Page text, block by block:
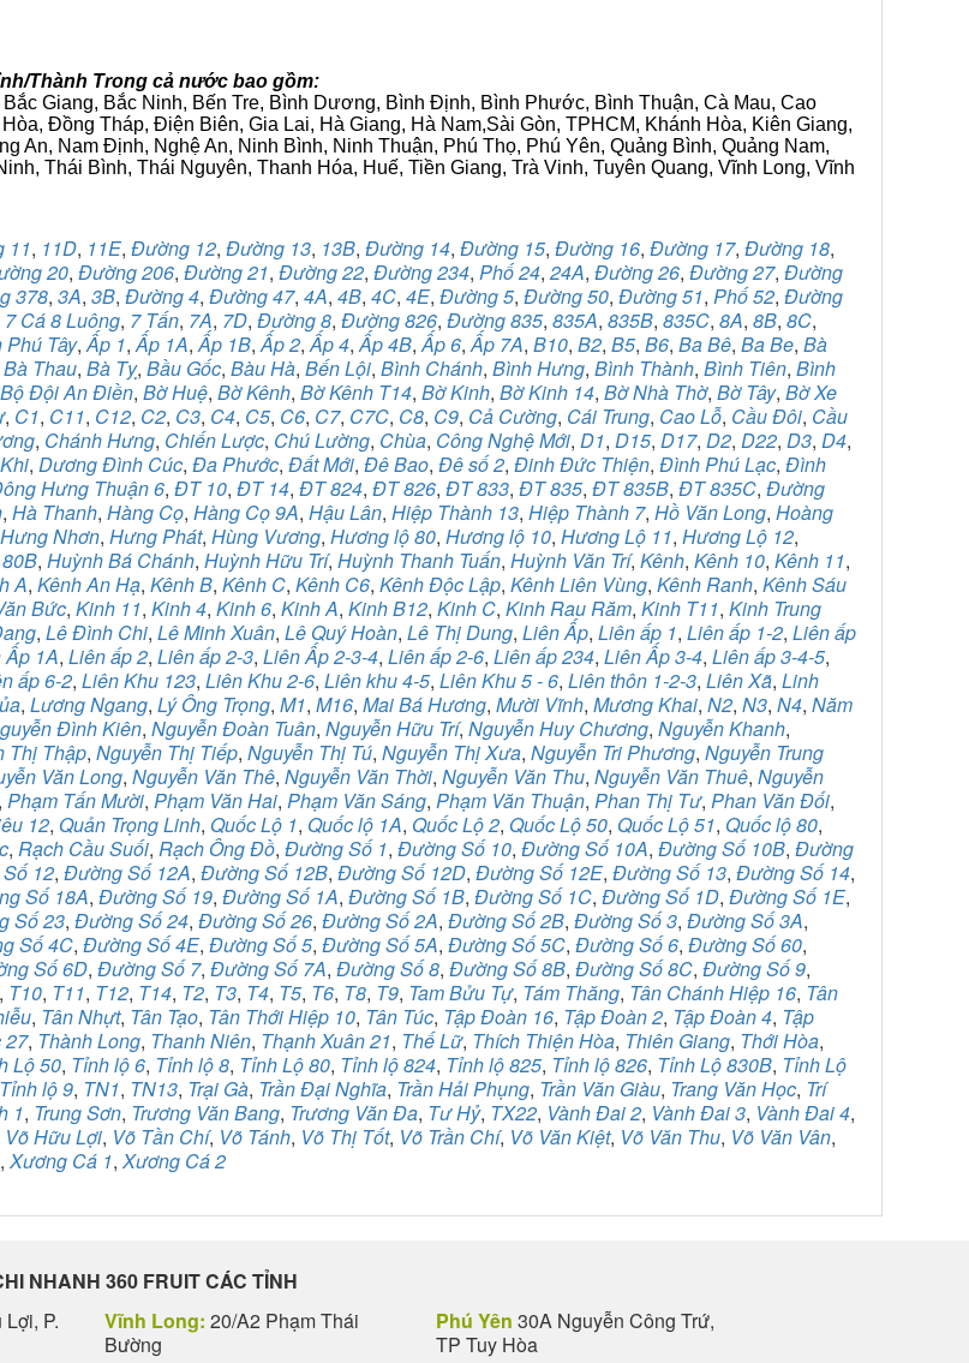
Thành Trong cả nước bao gồm:
Giang, Bắc Ninh, Bến Tre, Bình Dương, Bình Định, Bình Phước, Bình Thuận, Cà Mau, Cao
Đồng Tháp, Điện Biên, Gia Lai, Hà Giang, Hà Nam,Sài Gòn, TPHCM, Khánh Hòa, Kiên Giang,
An, Nam Định, Nghệ An, Ninh Bình, Ninh Thuận, Phú Thọ, Phú Yên, Quảng Bình, Quảng Nam,
Thái Bình, Thái Nguyên, Thanh Hóa, Huế, Tiền Giang, Trà Vinh, Tuyên Quang, Vĩnh Long, Vĩnh
11, 11D, 11E, Đường 12, Đường 13, 13B, Đường 14, Đường 15, Đường 16, Đường 17, Đường 18,
20, Đường 206, Đường 21, Đường 22, Đường 234, Phố 24, 24A, Đường 26, Đường 27, Đường
378, 3A, 3B, Đường 4, Đường 47, 4A, 4B, 4C, 4E, Đường 5, Đường 50, Đường 51, Phố 52, Đường
7 Cá 8 Luông, 7 Tấn, 7A, 7D, Đường 8, Đường 826, Đường 835, 835A, 835B, 835C, 8A, 8B, 8C,
Phú Tây,Ấp 1,Ấp 1A,Ấp 1B,Ấp 2,Ấp 4,Ấp 4B,Ấp 6,Ấp 7A, B10, B2, B5, B6, Ba Bê, Ba Be, Bà
Bà Thau, Bà Tỵ, Bầu Gốc, Bàu Hà, Bến Lội, Bình Chánh, Bình Hưng, Bình Thành, Bình Tiên, Bình
Bộ Đội An Điền, Bờ Huệ, Bờ Kênh, Bờ Kênh T14, Bờ Kinh, Bờ Kinh 14, Bờ Nhà Thờ, Bờ Tây, Bờ Xe
, C1, C11, C12, C2, C3, C4, C5, C6, C7, C7C, C8, C9, Cả Cường, Cái Trung, Cao Lỗ, Cầu Đôi, Cầu
, Chánh Hưng, Chiến Lược, Chú Lường, Chùa, Công Nghệ Mới, D1, D15, D17, D2, D22, D3, D4,
, Dương Đình Cúc, Đa Phước, Đất Mới, Đê Bao, Đê số 2, Đinh Đức Thiện, Đình Phú Lạc, Đình
Hưng Thuận 6, ĐT 10, ĐT 14, ĐT 824, ĐT 826, ĐT 833, ĐT 835, ĐT 835B, ĐT 835C, Đường
, Hà Thanh, Hàng Cọ, Hàng Cọ 9A, Hậu Lân, Hiệp Thành 13, Hiệp Thành 7, Hồ Văn Long, Hoàng
Hưng Nhơn, Hưng Phát, Hùng Vương, Hương lộ 80, Hương lộ 10, Hương Lộ 11, Hương Lộ 12,
, Huỳnh Bá Chánh, Huỳnh Hữu Trí, Huỳnh Thanh Tuấn, Huỳnh Văn Trí, Kênh, Kênh 10, Kênh 11,
A, Kênh An Hạ, Kênh B, Kênh C, Kênh C6, Kênh Độc Lập, Kênh Liên Vùng, Kênh Ranh, Kênh Sáu
Bức, Kinh 11, Kinh 4, Kinh 6, Kinh A, Kinh B12, Kinh C, Kinh Rau Răm, Kinh T11, Kinh Trung
, Lê Đình Chi, Lê Minh Xuân, Lê Quý Hoàn, Lê Thị Dung, Liên Ấp, Liên ấp 1, Liên ấp 1-2, Liên ấp
Ấp 1A, Liên ấp 2, Liên ấp 2-3, Liên Ấp 2-3-4, Liên ấp 2-6, Liên ấp 234, Liên Ấp 3-4, Liên ấp 3-4-5,
ấp 6-2, Liên Khu 123, Liên Khu 2-6, Liên khu 4-5, Liên Khu 5 - 6, Liên thôn 1-2-3, Liên Xã, Linh
, Lương Ngang, Lý Ông Trọng, M1, M16, Mai Bá Hương, Mười Vĩnh, Mương Khai, N2, N3, N4, Năm
Đình Kiên, Nguyễn Đoàn Tuân, Nguyễn Hữu Trí, Nguyễn Huy Chương, Nguyễn Khanh,
Thị Thập, Nguyễn Thị Tiếp, Nguyễn Thị Tú, Nguyễn Thị Xưa, Nguyễn Tri Phương, Nguyễn Trung
Văn Long, Nguyễn Văn Thê, Nguyễn Văn Thời, Nguyễn Văn Thu, Nguyễn Văn Thuê, Nguyễn
, Phạm Tấn Mười, Phạm Văn Hai, Phạm Văn Sáng, Phạm Văn Thuận, Phan Thị Tư, Phan Văn Đối,
12, Quản Trọng Linh, Quốc Lộ 1, Quốc lộ 1A, Quốc Lộ 2, Quốc Lộ 50, Quốc Lộ 51, Quốc lộ 80,
, Rạch Cầu Suối, Rạch Ông Đồ, Đường Số 1, Đường Số 10, Đường Số 10A, Đường Số 10B, Đường
12, Đường Số 12A, Đường Số 12B, Đường Số 12D, Đường Số 12E, Đường Số 13, Đường Số 14,
Số 18A, Đường Số 19, Đường Số 1A, Đường Số 1B, Đường Số 1C, Đường Số 1D, Đường Số 1E,
Số 23, Đường Số 24, Đường Số 26, Đường Số 2A, Đường Số 2B, Đường Số 3, Đường Số 3A,
Số 4C, Đường Số 4E, Đường Số 5, Đường Số 5A, Đường Số 5C, Đường Số 6, Đường Số 60,
Số 6D, Đường Số 7, Đường Số 7A, Đường Số 8, Đường Số 8B, Đường Số 8C, Đường Số 9,
, T10, T11, T12, T14, T2, T3, T4, T5, T6, T8, T9, Tam Bửu Tự, Tám Thăng, Tân Chánh Hiệp 16, Tân
, Tân Nhựt, Tân Tạo, Tân Thới Hiệp 10, Tân Túc, Tập Đoàn 16, Tập Đoàn 2, Tập Đoàn 4, Tập
27, Thành Long, Thanh Niên, Thạnh Xuân 21, Thế Lữ, Thích Thiện Hòa, Thiên Giang, Thới Hòa,
Lộ 50, Tỉnh lộ 6, Tỉnh lộ 8, Tỉnh Lộ 80, Tỉnh lộ 824, Tỉnh lộ 825, Tỉnh lộ 826, Tỉnh Lộ 830B, Tỉnh Lộ
Tỉnh lộ 9, TN1, TN13, Trại Gà, Trần Đại Nghĩa, Trần Hải Phụng, Trần Văn Giàu, Trang Văn Học, Trí
1, Trung Sơn, Trương Văn Bang, Trương Văn Đa, Tư Hỷ, TX22, Vành Đai 2, Vành Đai 3, Vành Đai 4,
Võ Hữu Lợi, Võ Tần Chí, Võ Tánh, Võ Thị Tốt, Võ Trần Chí, Võ Văn Kiệt, Võ Văn Thu, Võ Văn Vân,
,Xương Cá 1,Xương Cá 2
NHANH 360 FRUIT CÁC TỈNH
P.
Vĩnh Long: 20/A2 Phạm Thái
Bường
Phú Yên 30A Nguyễn Công Trứ,
TP Tuy Hòa